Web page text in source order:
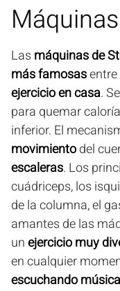
Lasmáquinas de
más famosas
ejercicio en casa.
para quemar
inferior. El
movimientodel
escaleras. Los
cuádriceps, los
de la columna, el
amantes de las
unejercicio muy
en cualquier
escuchando música